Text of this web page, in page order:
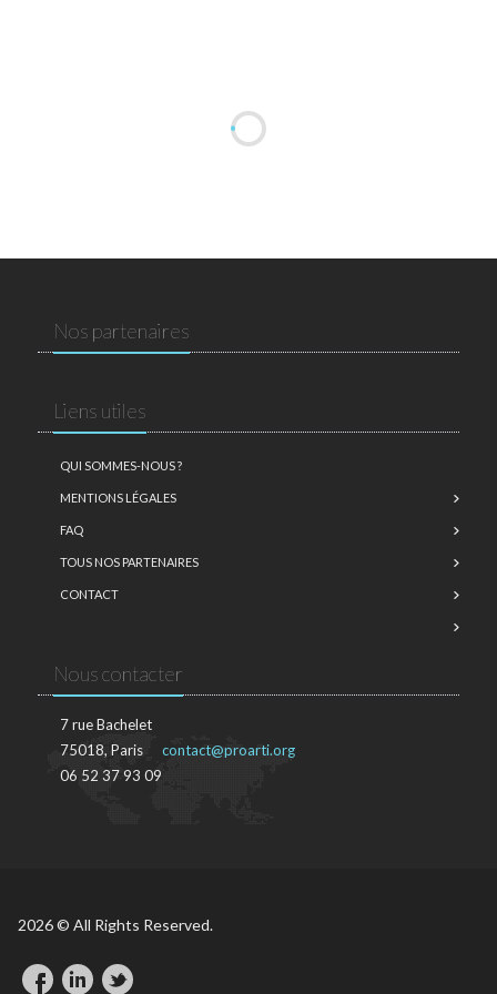
Nos partenaires
Liens utiles
QUI SOMMES-NOUS ?
MENTIONS LÉGALES
FAQ
TOUS NOS PARTENAIRES
CONTACT
Nous contacter
7 rue Bachelet
75018, Paris
06 52 37 93 09
contact@proarti.org
2026 © All Rights Reserved.